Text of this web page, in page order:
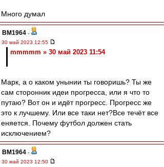
Много думал
BM1964 -
30 май 2023 12:55
mmmmm » 30 май 2023 11:54
Марк, а о каком унынии ты говоришь? Ты же
сам сторонник идеи прогресса, или я что то
путаю? Вот он и идёт прогресс. Прогресс же
это к лучшему. Или все таки нет?Все течёт все
еняется. Почему футбол должен стать
исключением?
BM1964 -
30 май 2023 12:50